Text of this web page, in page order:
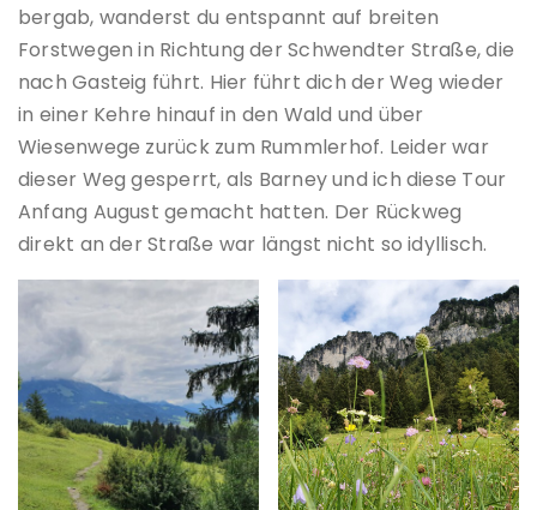
bergab, wanderst du entspannt auf breiten
Forstwegen in Richtung der Schwendter Straße, die
nach Gasteig führt. Hier führt dich der Weg wieder
in einer Kehre hinauf in den Wald und über
Wiesenwege zurück zum Rummlerhof. Leider war
dieser Weg gesperrt, als Barney und ich diese Tour
Anfang August gemacht hatten. Der Rückweg
direkt an der Straße war längst nicht so idyllisch.